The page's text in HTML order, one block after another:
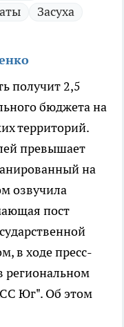
Засуха
получит 2,5
бюджета на
территорий.
превышает
на
озвучила
пост
в ходе пресс-
региональном
Юг". Об этом